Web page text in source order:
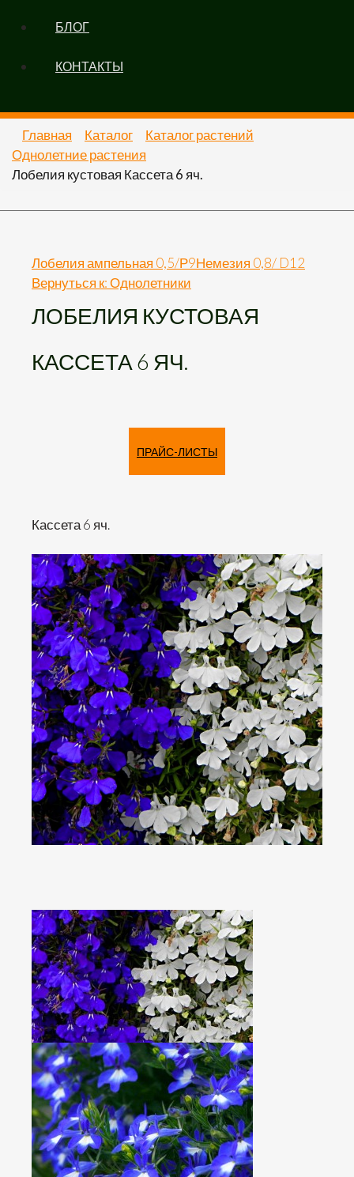
БЛОГ
КОНТАКТЫ
Главная Каталог
Каталог растений
Однолетние растения
Лобелия кустовая Кассета 6 яч.
Лобелия ампельная 0,5/Р9Немезия 0,8/ D12
Вернуться к: Однолетники
ЛОБЕЛИЯ КУСТОВАЯ
КАССЕТА 6 ЯЧ.
ПРАЙС-ЛИСТЫ
Кассета 6 яч.